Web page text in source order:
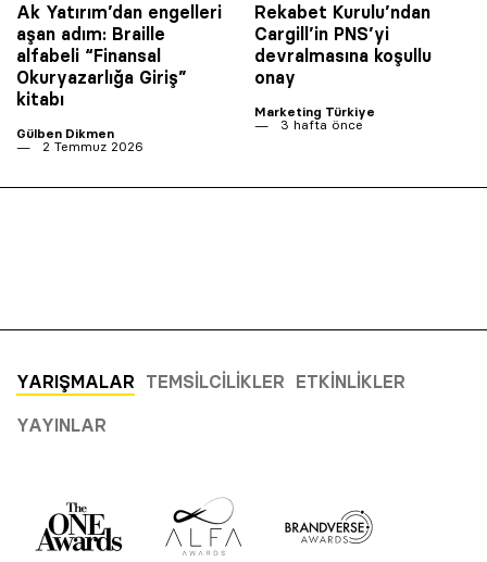
Ak Yatırım’dan engelleri
aşan adım: Braille
alfabeli “Finansal
Okuryazarlığa Giriş”
kitabı
Gülben Dikmen
2 Temmuz 2026
Rekabet Kurulu’ndan
Cargill’in PNS’yi
devralmasına koşullu
onay
Marketing Türkiye
3 hafta önce
YARIŞMALAR TEMSILCILIKLER ETKINLIKLER
YAYINLAR